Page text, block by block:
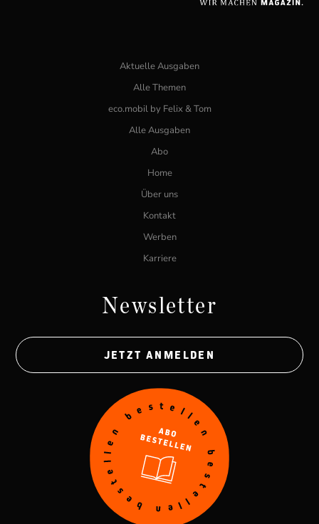
Aktuelle Ausgaben
Alle Themen
eco.mobil by Felix & Tom
Alle Ausgaben
Abo
Home
Über uns
Kontakt
Werben
Karriere
Newsletter
JETZT ANMELDEN